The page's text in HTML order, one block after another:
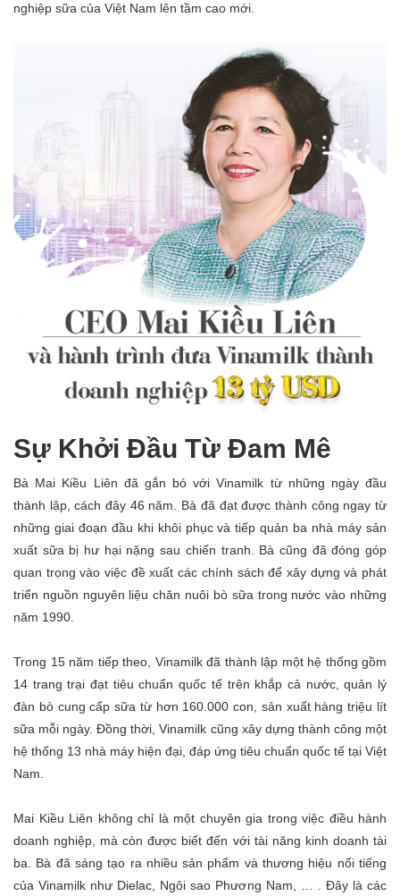
nghiệp sữa của Việt Nam lên tầm cao mới.
Sự Khởi Đầu Từ Đam Mê
Bà Mai Kiều Liên đã gắn bó với Vinamilk từ những ngày đầu
thành lập, cách đây 46 năm. Bà đã đạt được thành công ngay từ
những giai đoạn đầu khi khôi phục và tiếp quản ba nhà máy sản
xuất sữa bị hư hại nặng sau chiến tranh. Bà cũng đã đóng góp
quan trọng vào việc đề xuất các chính sách để xây dựng và phát
triển nguồn nguyên liệu chăn nuôi bò sữa trong nước vào những
năm 1990.
Trong 15 năm tiếp theo, Vinamilk đã thành lập một hệ thống gồm
14 trang trại đạt tiêu chuẩn quốc tế trên khắp cả nước, quản lý
đàn bò cung cấp sữa từ hơn 160.000 con, sản xuất hàng triệu lít
sữa mỗi ngày. Đồng thời, Vinamilk cũng xây dựng thành công một
hệ thống 13 nhà máy hiện đại, đáp ứng tiêu chuẩn quốc tế tại Việt
Nam.
Mai Kiều Liên không chỉ là một chuyên gia trong việc điều hành
doanh nghiệp, mà còn được biết đến với tài năng kinh doanh tài
ba. Bà đã sáng tạo ra nhiều sản phẩm và thương hiệu nổi tiếng
của Vinamilk như Dielac, Ngôi sao Phương Nam, … . Đây là các